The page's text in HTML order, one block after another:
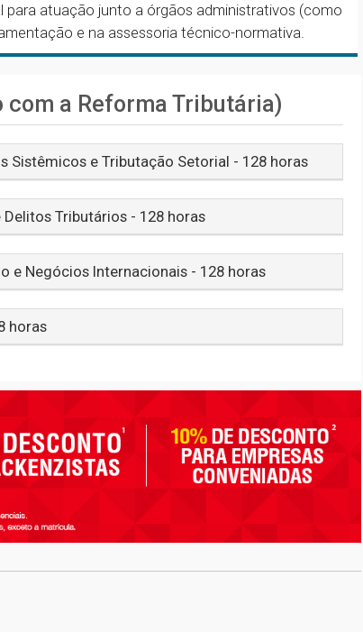
atuação junto a órgãos administrativos (como
e na assessoria técnico-normativa.
com a Reforma Tributária)
Sistêmicos e Tributação Setorial - 128 horas
Tributários - 128 horas
e Negócios Internacionais - 128 horas
horas